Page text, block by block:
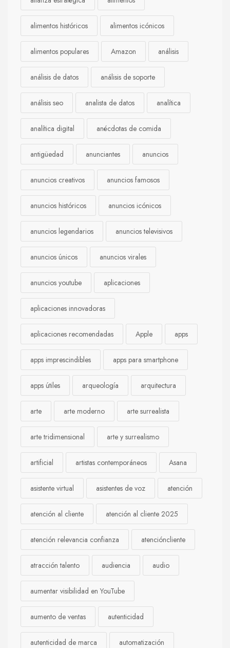
alimentos históricos alimentos icónicos
alimentos populares Amazon análisis
análisis de datos análisis de soporte
análisis seo analista de datos analítica
analítica digital anécdotas de comida
antigüedad anunciantes anuncios
anuncios creativos anuncios famosos
anuncios históricos anuncios icónicos
anuncios legendarios anuncios televisivos
anuncios únicos anuncios virales
anuncios youtube aplicaciones
aplicaciones innovadoras
aplicaciones recomendadas Apple apps
apps imprescindibles apps para smartphone
apps útiles arqueología arquitectura
arte arte moderno arte surrealista
arte tridimensional arte y surrealismo
artificial artistas contemporáneos Asana
asistente virtual asistentes de voz atención
atención al cliente atención al cliente 2025
atención relevancia confianza atencióncliente
atracción talento audiencia audio
aumentar visibilidad en YouTube
aumento de ventas autenticidad
autenticidad de marca automatización